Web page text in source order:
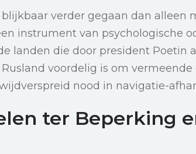
verder gegaan dan alleen
instrument van psychologische
landen die door president Poetin
voordelig is om
nood in navigatie-
ter Beperking